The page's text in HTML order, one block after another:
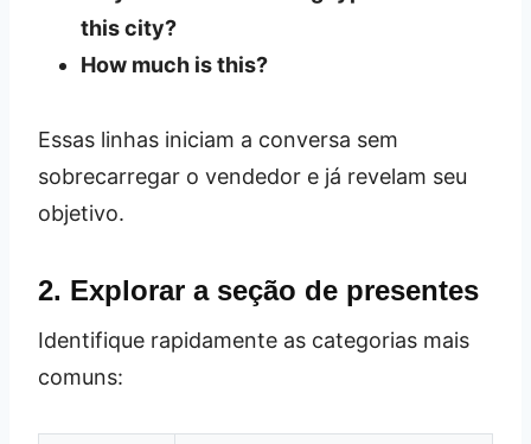
this city?
How much is this?
Essas linhas iniciam a conversa sem
sobrecarregar o vendedor e já revelam seu
objetivo.
2. Explorar a seção de presentes
Identifique rapidamente as categorias mais
comuns: